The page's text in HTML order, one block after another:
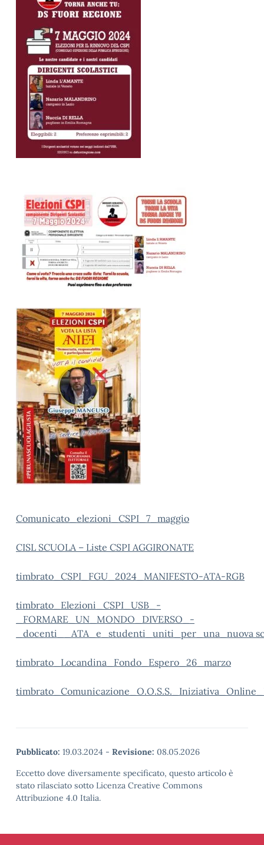
Comunicato_elezioni_CSPI_7_maggio
CISL SCUOLA – Liste CSPI AGGIRONATE
timbrato_CSPI_FGU_2024_MANIFESTO-ATA-RGB
timbrato_Elezioni_CSPI_USB_-
_FORMARE_UN_MONDO_DIVERSO_-
_docenti__ATA_e_studenti_uniti_per_una_nuova
timbrato_Locandina_Fondo_Espero_26_marzo
Pubblicato: 19.03.2024 - Revisione: 08.05.2026
Eccetto dove diversamente specificato, questo articolo è
stato rilasciato sotto Licenza Creative Commons
Attribuzione 4.0 Italia.